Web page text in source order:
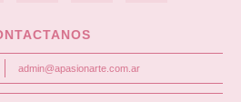
admin@apasionarte.com.ar